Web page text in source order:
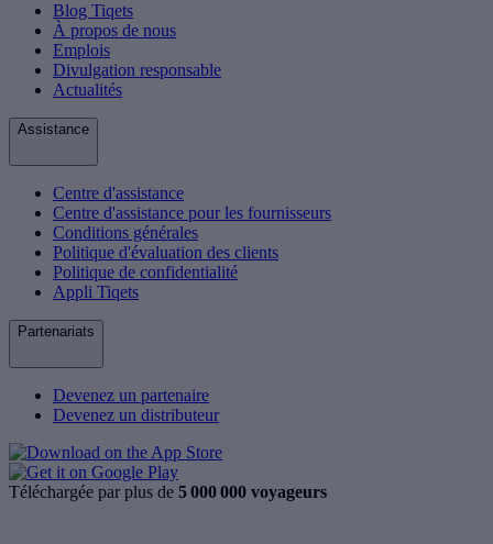
Blog Tiqets
À propos de nous
Emplois
Divulgation responsable
Actualités
Assistance
Centre d'assistance
Centre d'assistance pour les fournisseurs
Conditions générales
Politique d'évaluation des clients
Politique de confidentialité
Appli Tiqets
Partenariats
Devenez un partenaire
Devenez un distributeur
Téléchargée par plus de 5 000 000 voyageurs